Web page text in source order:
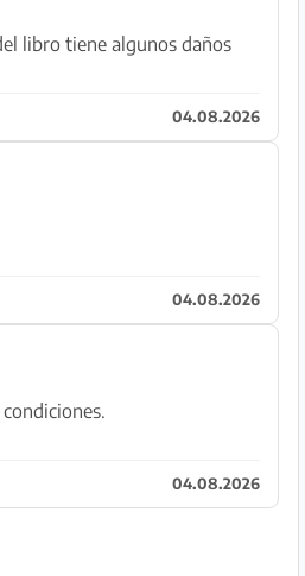
libro tiene algunos daños
04.08.2026
04.08.2026
04.08.2026